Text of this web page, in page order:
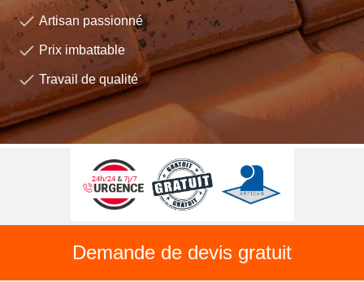
Artisan passionné
Prix imbattable
Travail de qualité
Demande de devis gratuit